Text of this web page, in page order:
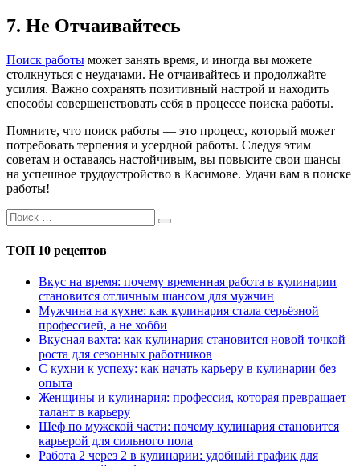
7. Не Отчаивайтесь
Поиск работы может занять время, и иногда вы можете
столкнуться с неудачами. Не отчаивайтесь и продолжайте
усилия. Важно сохранять позитивный настрой и находить
способы совершенствовать себя в процессе поиска работы.
Помните, что поиск работы — это процесс, который может
потребовать терпения и усердной работы. Следуя этим
советам и оставаясь настойчивым, вы повысите свои шансы
на успешное трудоустройство в Касимове. Удачи вам в поиске
работы!
ТОП 10 рецептов
Вкус на время: почему временная работа в кулинарии
становится отличным шансом для мужчин
Мужчина на кухне: как кулинария стала серьёзной
профессией, а не хобби
Вкусная вахта: как кулинария становится новой точкой
роста для сезонных работников
С кухни к успеху: как начать карьеру в кулинарии без
опыта
Женщины и кулинария: профессия, которая превращает
талант в карьеру
Шеф по мужской части: почему кулинария становится
карьерой для сильного пола
Работа 2 через 2 в кулинарии: удобный график для